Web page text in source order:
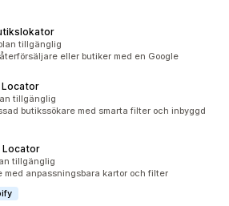
tillgänglig
eller butiker med en Google
Locator
tillgänglig
butikssökare med smarta filter och inbyggd
Locator
tillgänglig
med anpassningsbara kartor och filter